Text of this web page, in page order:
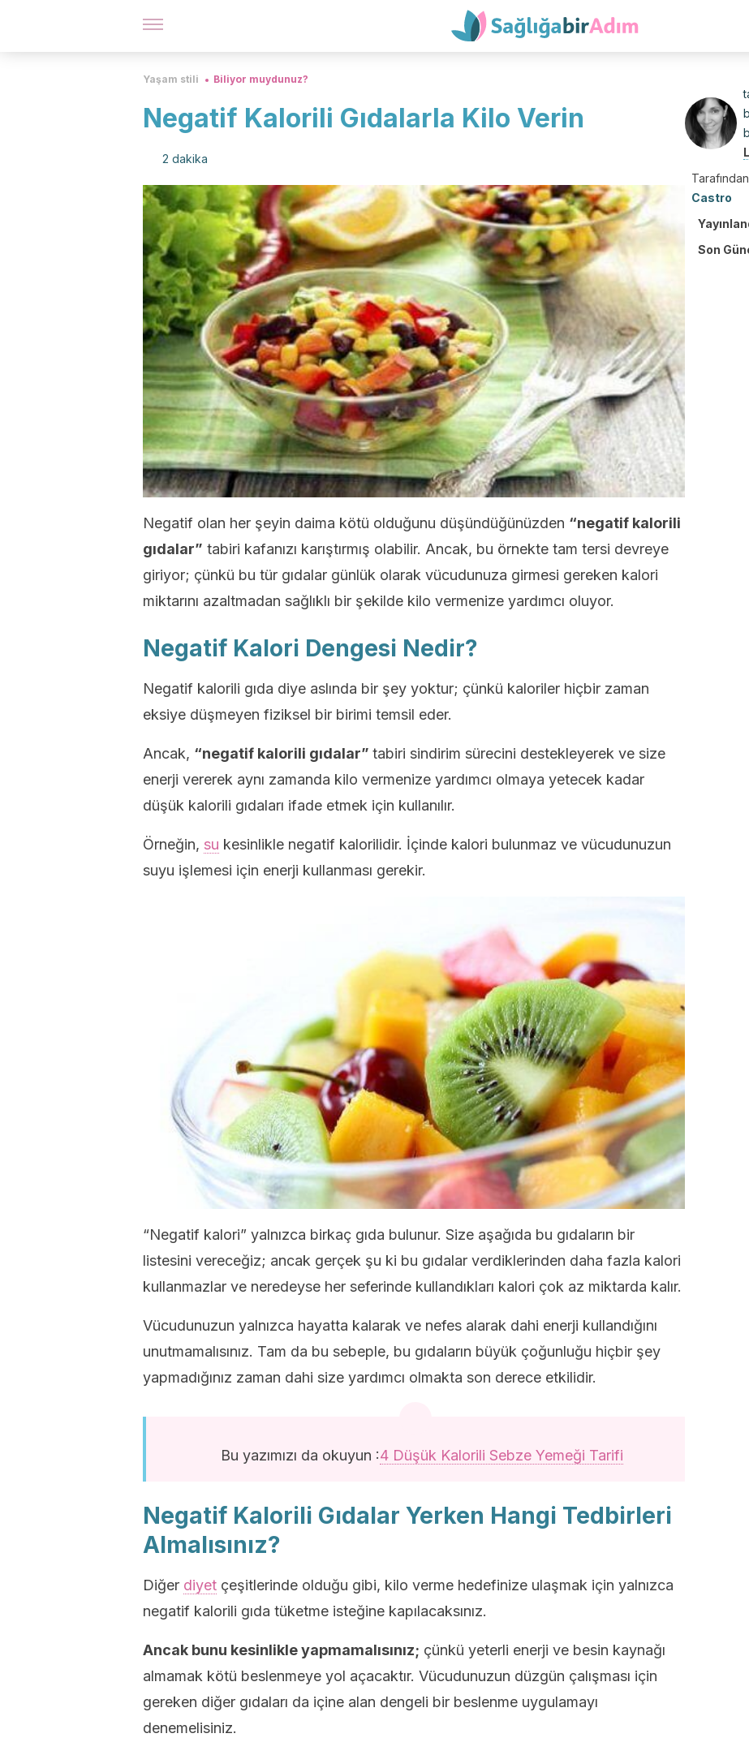
Yaşam stili Biliyor muydunuz?
Negatif Kalorili Gıdalarla Kilo Verin
2 dakika
Negatif olan her şeyin daima kötü olduğunu düşündüğünüzden “negatif kalorili
gıdalar” tabiri kafanızı karıştırmış olabilir. Ancak, bu örnekte tam tersi devreye
giriyor; çünkü bu tür gıdalar günlük olarak vücudunuza girmesi gereken kalori
miktarını azaltmadan sağlıklı bir şekilde kilo vermenize yardımcı oluyor.
Negatif Kalori Dengesi Nedir?
Negatif kalorili gıda diye aslında bir şey yoktur; çünkü kaloriler hiçbir zaman
eksiye düşmeyen fiziksel bir birimi temsil eder.
Ancak, “negatif kalorili gıdalar” tabiri sindirim sürecini destekleyerek ve size
enerji vererek aynı zamanda kilo vermenize yardımcı olmaya yetecek kadar
düşük kalorili gıdaları ifade etmek için kullanılır.
Örneğin, su kesinlikle negatif kalorilidir. İçinde kalori bulunmaz ve vücudunuzun
suyu işlemesi için enerji kullanması gerekir.
“Negatif kalori” yalnızca birkaç gıda bulunur. Size aşağıda bu gıdaların bir
listesini vereceğiz; ancak gerçek şu ki bu gıdalar verdiklerinden daha fazla kalori
kullanmazlar ve neredeyse her seferinde kullandıkları kalori çok az miktarda kalır.
Vücudunuzun yalnızca hayatta kalarak ve nefes alarak dahi enerji kullandığını
unutmamalısınız. Tam da bu sebeple, bu gıdaların büyük çoğunluğu hiçbir şey
yapmadığınız zaman dahi size yardımcı olmakta son derece etkilidir.
Bu yazımızı da okuyun :4 Düşük Kalorili Sebze Yemeği Tarifi
Negatif Kalorili Gıdalar Yerken Hangi Tedbirleri
Almalısınız?
Diğer diyet çeşitlerinde olduğu gibi, kilo verme hedefinize ulaşmak için yalnızca
negatif kalorili gıda tüketme isteğine kapılacaksınız.
Ancak bunu kesinlikle yapmamalısınız; çünkü yeterli enerji ve besin kaynağı
almamak kötü beslenmeye yol açacaktır. Vücudunuzun düzgün çalışması için
gereken diğer gıdaları da içine alan dengeli bir beslenme uygulamayı
denemelisiniz.
Tarafından
Castro
Son